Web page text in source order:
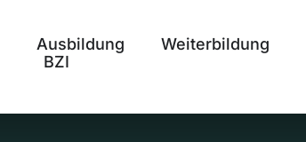
Ausbildung Weiterbildung
BZI